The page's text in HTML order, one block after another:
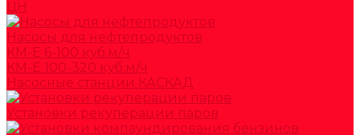
ЦН
Насосы для нефтепродуктов
КМ-Е 6-100 куб.м/ч
КМ-Е 100-320 куб.м/ч
Насосные станции КАСКАД
Установки рекуперации паров